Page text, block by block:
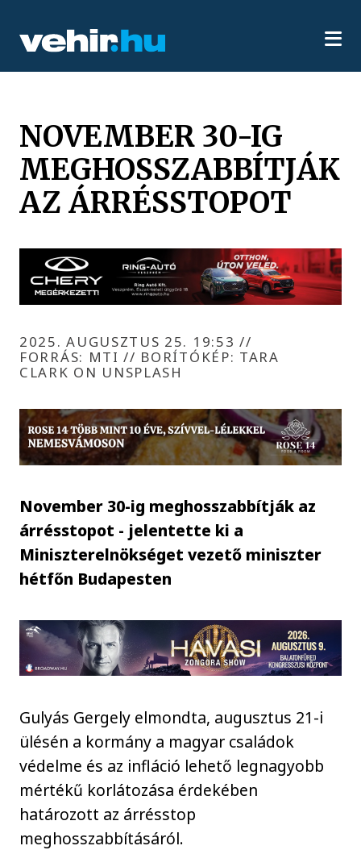
NOVEMBER 30-IG
MEGHOSSZABBÍTJÁK
AZ ÁRRÉSSTOPOT
2025. AUGUSZTUS 25. 19:53//
FORRÁS: MTI // BORÍTÓKÉP: TARA
CLARK ON UNSPLASH
November 30-ig meghosszabbítják az
árrésstopot - jelentette ki a
Miniszterelnökséget vezető miniszter
hétfőn Budapesten
Gulyás Gergely elmondta, augusztus 21-i
ülésén a kormány a magyar családok
védelme és az infláció lehető legnagyobb
mértékű korlátozása érdekében
határozott az árrésstop
meghosszabbításáról.